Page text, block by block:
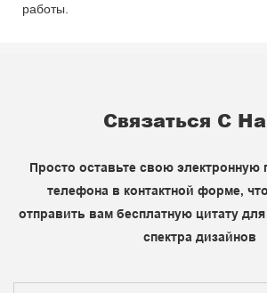
работы.
Связаться С
Просто оставьте свою электронную
телефона в контактной форме,
отправить вам бесплатную цитату
спектра дизайнов